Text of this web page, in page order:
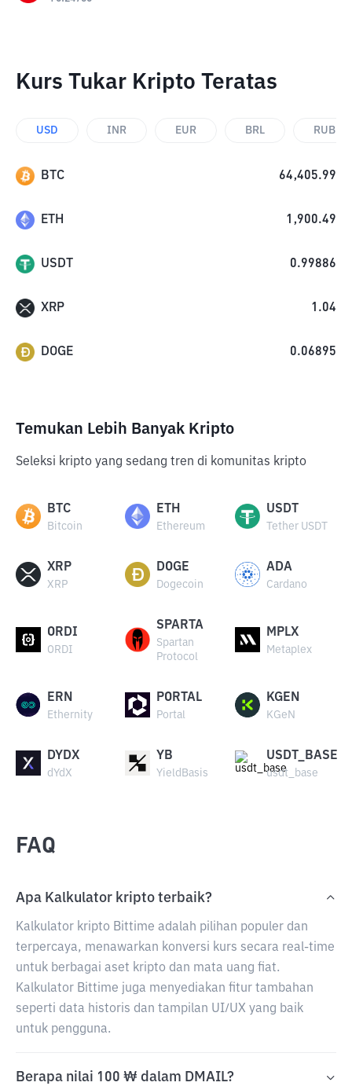
Kurs Tukar Kripto Teratas
USD INR EUR BRL RUB
BTC 64,405.99
ETH 1,900.49
USDT 0.99886
XRP 1.04
DOGE 0.06895
Temukan Lebih Banyak Kripto
Seleksi kripto yang sedang tren di komunitas kripto
BTC
Bitcoin
ETH
Ethereum
USDT
Tether USDT
XRP
XRP
DOGE
Dogecoin
ADA
Cardano
ORDI
ORDI
SPARTA
Spartan
Protocol
MPLX
Metaplex
ERN
Ethernity
PORTAL
Portal
KGEN
KGeN
DYDX
dYdX
YB
YieldBasis
USDT_BASE
usdt_base
FAQ
Apa Kalkulator kripto terbaik?
Kalkulator kripto Bittime adalah pilihan populer dan
terpercaya, menawarkan konversi kurs secara real-time
untuk berbagai aset kripto dan mata uang fiat.
Kalkulator Bittime juga menyediakan fitur tambahan
seperti data historis dan tampilan UI/UX yang baik
untuk pengguna.
Berapa nilai 100 ₩ dalam DMAIL?